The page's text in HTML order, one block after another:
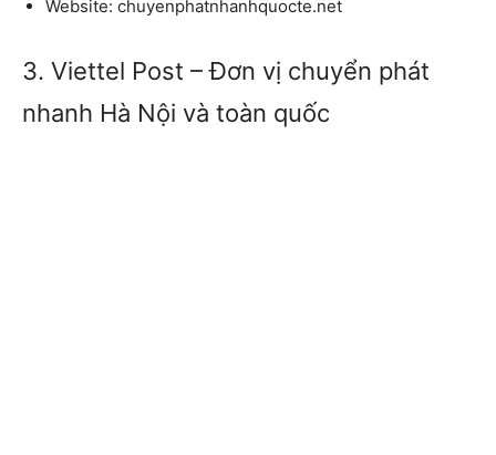
Website: chuyenphatnhanhquocte.net
3. Viettel Post – Đơn vị chuyển phát
nhanh Hà Nội và toàn quốc